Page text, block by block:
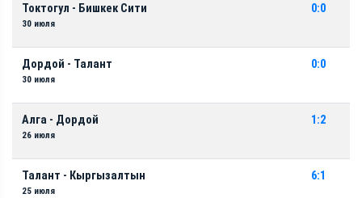
Токтогул - Бишкек Сити
30 июля
0:0
Дордой - Талант
30 июля
0:0
Алга - Дордой
26 июля
1:2
Талант - Кыргызалтын
25 июля
6:1